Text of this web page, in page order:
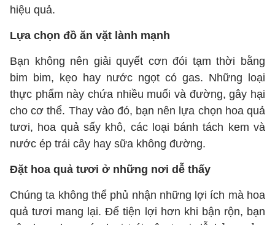
hiệu quả.
Lựa chọn đồ ăn vặt lành mạnh
Bạn không nên giải quyết cơn đói tạm thời bằng
bim bim, kẹo hay nước ngọt có gas. Những loại
thực phẩm này chứa nhiều muối và đường, gây hại
cho cơ thể. Thay vào đó, bạn nên lựa chọn hoa quả
tươi, hoa quả sấy khô, các loại bánh tách kem và
nước ép trái cây hay sữa không đường.
Đặt hoa quả tươi ở những nơi dễ thấy
Chúng ta không thể phủ nhận những lợi ích mà hoa
quả tươi mang lại. Để tiện lợi hơn khi bận rộn, bạn